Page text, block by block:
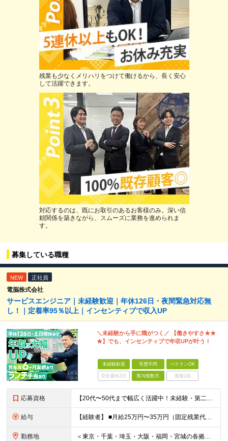
残業も少なくメリハリをつけて働けるから、長く安心
して活躍できます。
対応するのは、既にお取引のあるお客様のみ。深い信
頼関係を築きながら、スムーズに業務を進められま
す。
募集している職種
NEW 正社員
電脳株式会社
サービスエンジニア｜未経験歓迎｜年休126日・夜間緊急対応無
し！｜定着率95％以上｜インセンティブで収入UP
＼未経験から手に職がつく／ 【働きやすさ★★
★】でも、インセンティブで年収UPが叶う！
未経験歓迎 学歴不問 ベテランOK
完全週休2日 賞与複数月 面接1回
応募資格 【20代〜50代まで幅広く活躍中！未経験・第二新卒歓迎】 ◎学歴不問／普通自動車免許（AT限定可）をお持ちの方 ＼こんな方にぴったりです／ □ 機械いじりやコツコツ丁寧な作業が好き □ 頑張りが収入に反映される環境でモチベーションを上げたい □ 安定した働き方のもと、長くキャリアを築きたい ※接客経験や何らかのメンテナンス経験、ITの基礎知識があれば活かせます！
給与 【経験者】 ■⽉給25万円〜35万円（固定残業代含む）＋等級⼿当＋インセンティブ＋賞与年2回（昨年度実績最⼤6カ⽉分） ※固定残業代は残業の有無に関わらず、⽉20時間分：3万4000円〜4万7500円⽀給 ※20時間を超過した場合は別途残業代⽀給 ※試用期間6ヶ月（期間中の給与・待遇に差異なし） 【未経験者】 ■⽉給24万円〜35万円（固定残業代含む）＋等級⼿当＋インセンティブ＋賞与年2回（昨年度実績最⼤6カ⽉分） ※固定残業代は残業の有無に関わらず、⽉20時間分：3万2600円〜4万7500円⽀給 ※20時間を超過した場合は別途残業代⽀給 ※試用期間6ヶ月（期間中の給与・待遇に差異なし） ＼賞与は昨年度実績最大6ヶ月分！／ インセンティブに加えて、 賞与もしっかり支給されるため 収入面の納得感を得ながら働けます。
勤務地 ＜東京・千葉・埼⽟・⼤阪・福岡・宮城の各拠点＞ ※勤務地は希望を考慮して決定します ※直⾏直帰OK ※転勤は基本的にありませんが、希望次第で別拠点への異動も可 ※全拠点オフィス内禁煙 ■秋葉原オフィス 東京都千代田区神田佐久間町3-21-71 第一宮沢ビル2階 ■⼤阪⽀社 ⼤阪府⼤阪市中央区⼤⼿通3-1-2 エスリードビル⼤⼿通9階 ■千葉オフィス 千葉県千葉市中央区中央2-5-1 千葉中央ツインビル2号館1階 ■所沢オフィス 埼⽟県所沢市北中1-193-4 電脳第⼀ビル1階・2階 ■仙台⽀社 宮城県仙台市⻘葉区⼀番町1-8-1 HF仙台⼀番町ビルディング2階 ■福岡⽀社 福岡県福岡市中央区清川2-18-19 GRANDBASE天神南2階 ■横浜オフィス 神奈川県横浜市保土ケ谷区星川3-14-10 コーポ安藤101号室 (変更の範囲)上記を除く当社関連勤務地